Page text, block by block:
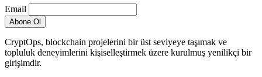
Email
CryptOps, blockchain projelerini bir üst seviyeye taşımak ve
topluluk deneyimlerini kişiselleştirmek üzere kurulmuş yenilikçi bir
girişimdir.